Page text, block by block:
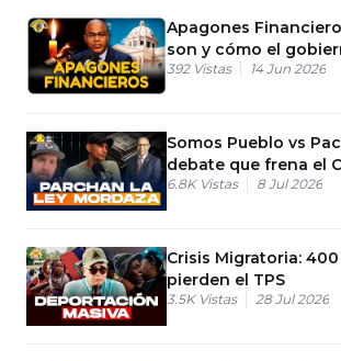
Apagones
son y cómo el
dinero quitándote la
392 Vistas 14 Jun 2026
Somos Pueblo vs
debate que frena el
6.8K Vistas 8 Jul 2026
Crisis Migratoria:
pierden el TPS
3.5K Vistas 28 Jul 2026